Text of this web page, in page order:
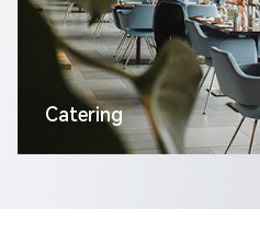
Catering